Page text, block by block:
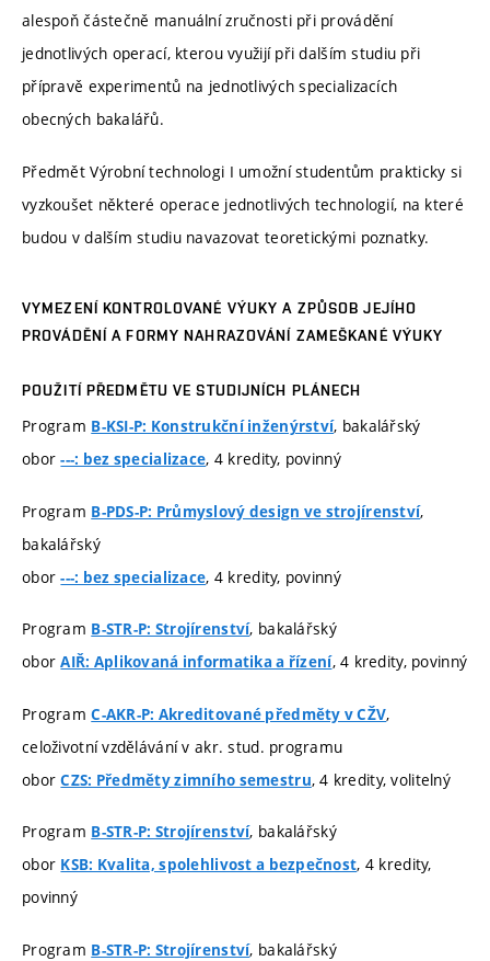
alespoň částečně manuální zručnosti při provádění
jednotlivých operací, kterou využijí při dalším studiu při
přípravě experimentů na jednotlivých specializacích
obecných bakalářů.
Předmět Výrobní technologi I umožní studentům prakticky si
vyzkoušet některé operace jednotlivých technologií, na které
budou v dalším studiu navazovat teoretickými poznatky.
VYMEZENÍ KONTROLOVANÉ VÝUKY A ZPŮSOB JEJÍHO
PROVÁDĚNÍ A FORMY NAHRAZOVÁNÍ ZAMEŠKANÉ VÝUKY
POUŽITÍ PŘEDMĚTU VE STUDIJNÍCH PLÁNECH
Program B-KSI-P: Konstrukční inženýrství, bakalářský
obor---: bez specializace, 4 kredity, povinný
Program B-PDS-P: Průmyslový design ve strojírenství,
bakalářský
obor---: bez specializace, 4 kredity, povinný
Program B-STR-P: Strojírenství, bakalářský
oborAIŘ: Aplikovaná informatika a řízení, 4 kredity, povinný
ProgramC-AKR-P: Akreditované předměty v CŽV,
celoživotní vzdělávání v akr. stud. programu
oborCZS: Předměty zimního semestru, 4 kredity, volitelný
Program B-STR-P: Strojírenství, bakalářský
obor KSB: Kvalita, spolehlivost a bezpečnost, 4 kredity,
povinný
Program B-STR-P: Strojírenství, bakalářský